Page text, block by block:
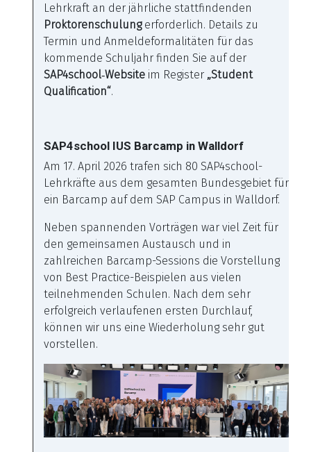
Lehrkraft an der jährliche stattfindenden
Proktorenschulungerforderlich. Details zu
Termin und Anmeldeformalitäten für das
kommende Schuljahr finden Sie auf der
SAP4school‑Website im Register „Student
Qualification“.
SAP4school IUS Barcamp in Walldorf
Am 17. April 2026 trafen sich 80 SAP4school-
Lehrkräfte aus dem gesamten Bundesgebiet für
ein Barcamp auf dem SAP Campus in Walldorf.
Neben spannenden Vorträgen war viel Zeit für
den gemeinsamen Austausch und in
zahlreichen Barcamp-Sessions die Vorstellung
von Best Practice-Beispielen aus vielen
teilnehmenden Schulen. Nach dem sehr
erfolgreich verlaufenen ersten Durchlauf,
können wir uns eine Wiederholung sehr gut
vorstellen.